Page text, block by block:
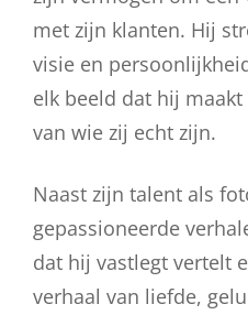
met zijn klanten. Hij
visie en
elk beeld dat hij
van wie zij echt zijn.
Naast zijn talent als
gepassioneerde
dat hij vastlegt vertelt
verhaal van liefde,